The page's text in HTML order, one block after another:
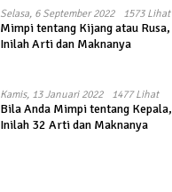
Selasa, 6 September 2022 1573 Lihat
Mimpi tentang Kijang atau Rusa,
Inilah Arti dan Maknanya
Kamis, 13 Januari 2022 1477 Lihat
Bila Anda Mimpi tentang Kepala,
Inilah 32 Arti dan Maknanya